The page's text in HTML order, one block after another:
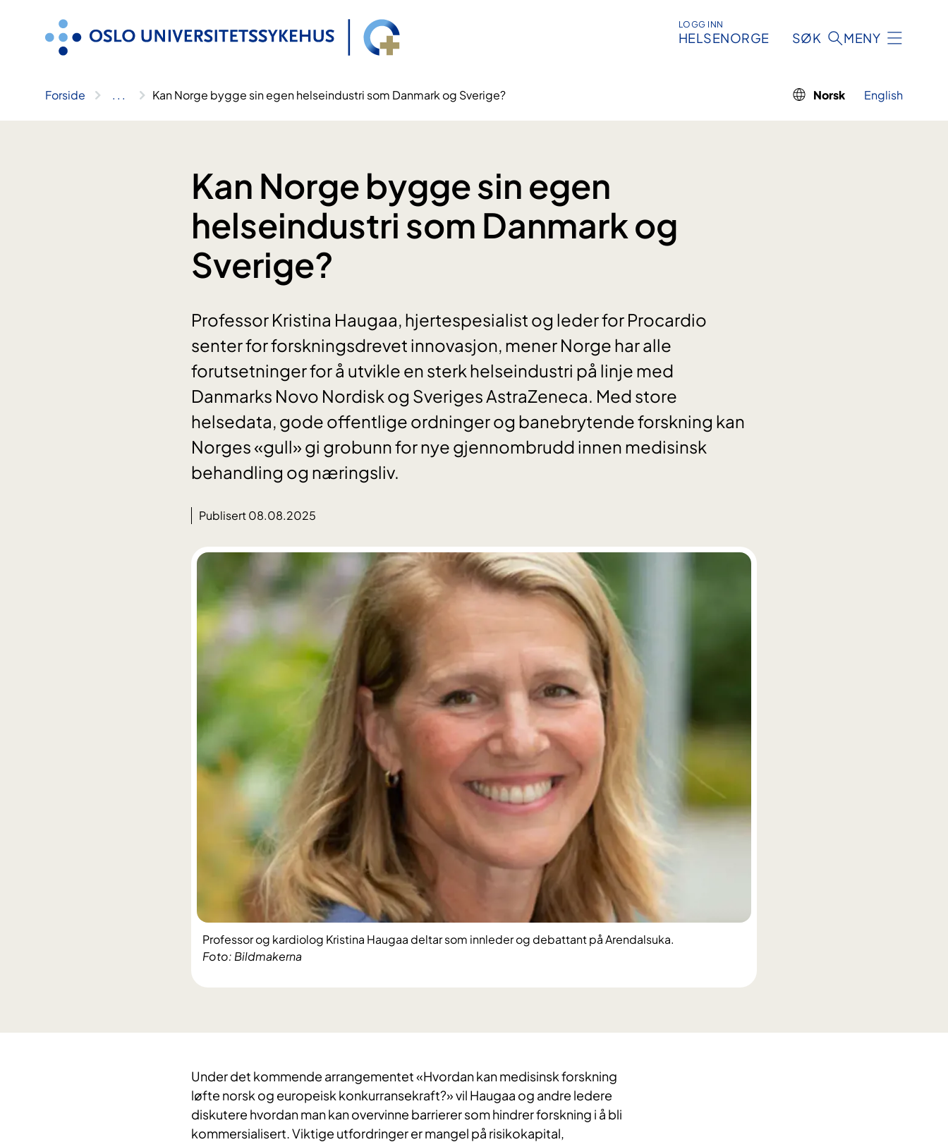
LOGG INN
HELSENORGE SØK MENY
Forside .. . Kan Norge bygge sin egen helseindustri som Danmark og Sverige? Norsk English
Kan Norge bygge sin egen
helseindustri som Danmark og
Sverige?
Professor Kristina Haugaa, hjertespesialist og leder for Procardio
senter for forskningsdrevet innovasjon, mener Norge har alle
forutsetninger for å utvikle en sterk helseindustri på linje med
Danmarks Novo Nordisk og Sveriges AstraZeneca. Med store
helsedata, gode offentlige ordninger og banebrytende forskning kan
Norges «gull» gi grobunn for nye gjennombrudd innen medisinsk
behandling og næringsliv.
Publisert 08.08.2025
Foto: Bildmakerna
Professor og kardiolog Kristina Haugaa deltar som innleder og debattant på Arendalsuka.
Under det kommende arrangementet «Hvordan kan medisinsk forskning
løfte norsk og europeisk konkurransekraft?» vil Haugaa og andre ledere
diskutere hvordan man kan overvinne barrierer som hindrer forskning i å bli
kommersialisert. Viktige utfordringer er mangel på risikokapital,